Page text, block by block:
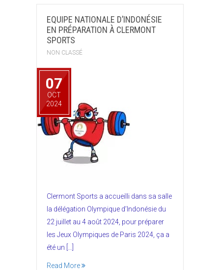
EQUIPE NATIONALE D’INDONÉSIE
EN PRÉPARATION À CLERMONT
SPORTS
NON CLASSÉ
07
OCT
2024
Clermont Sports a accueilli dans sa salle
la délégation Olympique d’Indonésie du
22 juillet au 4 août 2024, pour préparer
les Jeux Olympiques de Paris 2024, ça a
été un […]
Read More